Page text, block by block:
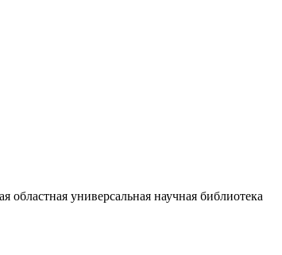
областная универсальная научная библиотека